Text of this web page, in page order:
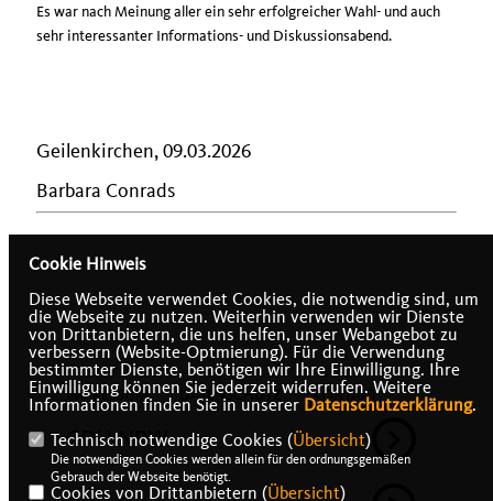
Es war nach Meinung aller ein sehr erfolgreicher Wahl- und auch
sehr interessanter Informations- und Diskussionsabend.
Geilenkirchen, 09.03.2026
Barbara Conrads
IMPRESSUM DATENSCHUTZ KONTAKT
CDU NRW
Cookie Hinweis
Diese Webseite verwendet Cookies, die notwendig sind, um
die Webseite zu nutzen. Weiterhin verwenden wir Dienste
von Drittanbietern, die uns helfen, unser Webangebot zu
verbessern (Website-Optmierung). Für die Verwendung
bestimmter Dienste, benötigen wir Ihre Einwilligung. Ihre
Einwilligung können Sie jederzeit widerrufen. Weitere
Informationen finden Sie in unserer Datenschutzerklärung.
Technisch notwendige Cookies (Übersicht)
Die notwendigen Cookies werden allein für den ordnungsgemäßen
Gebrauch der Webseite benötigt.
Cookies von Drittanbietern (Übersicht)